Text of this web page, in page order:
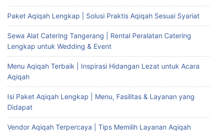
Paket Aqiqah Lengkap | Solusi Praktis Aqiqah Sesuai Syariat
Sewa Alat Catering Tangerang | Rental Peralatan Catering
Lengkap untuk Wedding & Event
Menu Aqiqah Terbaik | Inspirasi Hidangan Lezat untuk Acara
Aqiqah
Isi Paket Aqiqah Lengkap | Menu, Fasilitas & Layanan yang
Didapat
Vendor Aqiqah Terpercaya | Tips Memilih Layanan Aqiqah